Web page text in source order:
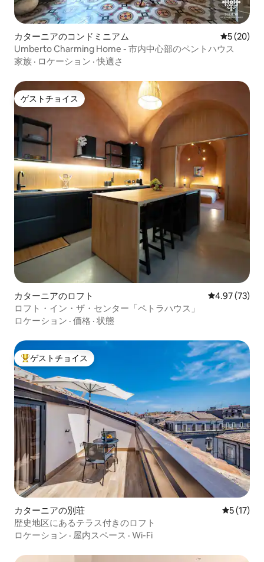
カターニアのコンドミニアム レビュー
5 (20)
Umberto Charming Home - 市内中心部のペントハウス
家族 · ロケーション ·快適さ
ゲストチョイス
ゲストチョイス
カターニアのロフト レビュー73
4.97 (73)
ロフト・イン・ザ・センター「ペトラハウス」
ロケーション · 価格 · 状態
大好評のゲストチョイスです。
ゲストチョイス
カターニアの別荘 レビュー
5 (17)
歴史地区にあるテラス付きのロフト
ロケーション · 屋内スペース · Wi-Fi